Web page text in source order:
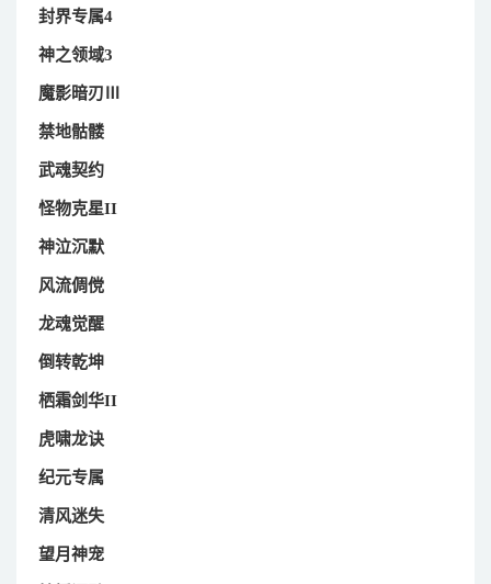
封界专属4
神之领域3
魔影暗刃Ⅲ
禁地骷髅
武魂契约
怪物克星II
神泣沉默
风流倜傥
龙魂觉醒
倒转乾坤
栖霜剑华II
虎啸龙诀
纪元专属
清风迷失
望月神宠